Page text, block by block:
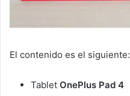
El contenido es el siguiente:
Tablet OnePlus Pad 4